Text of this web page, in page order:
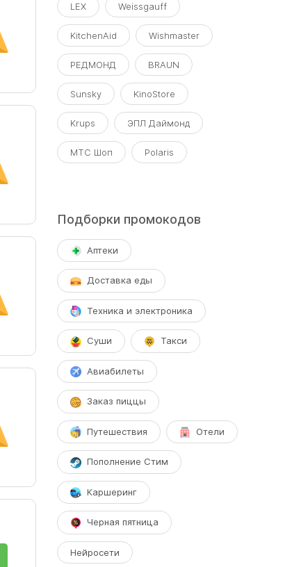
LEX Weissgauff
KitchenAid Wishmaster
РЕДМОНД BRAUN
Sunsky KinoStore
Krups ЭПЛ Даймонд
МТС Шоп Polaris
Подборки промокодов
Аптеки
Доставка еды
Техника и электроника
Суши Такси
Авиабилеты
Заказ пиццы
Путешествия Отели
Пополнение Стим
Каршеринг
Черная пятница
Нейросети